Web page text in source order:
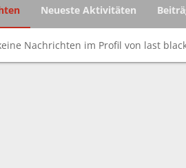
Neueste Aktivitäten
Nachrichten im Profil von last